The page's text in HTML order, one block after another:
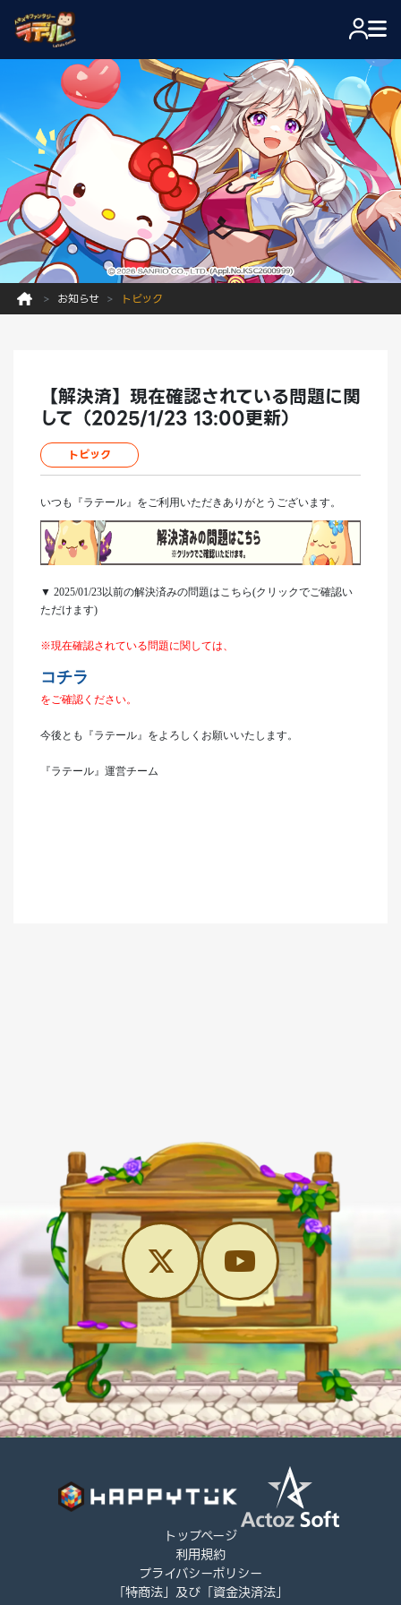
お知らせ トピック
【解決済】現在確認されている問題に関
して（2025/1/23 13:00更新）
トピック
いつも『ラテール』をご利用いただきありがとうございます。
▼ 2025/01/23以前の解決済みの問題はこちら(クリックでご確認い
ただけます)
※現在確認されている問題に関しては、
コチラ
をご確認ください。
今後とも『ラテール』をよろしくお願いいたします。
『ラテール』運営チーム
トップページ
利用規約
プライバシーポリシー
「特商法」及び「資金決済法」